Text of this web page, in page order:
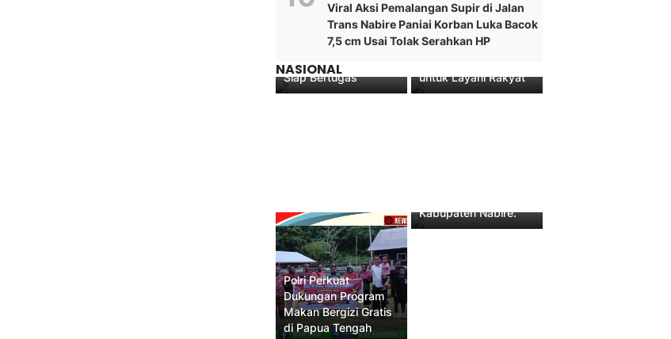
Viral Aksi Pemalangan Supir di Jalan
Trans Nabire Paniai Korban Luka Bacok
7,5 cm Usai Tolak Serahkan HP
NASIONAL
Polres Puncak Resmi
Terima Lima Bintara
Siap Bertugas
Nomor Kontak Diblokir
Pejabat, Ketum PPWI:
Handphonenya Dibeli
untuk Layani Rakyat
Polri Perkuat
Dukungan Program
Makan Bergizi Gratis
di Papua Tengah
Kabupaten Nabire.